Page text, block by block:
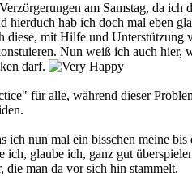
am Samstag, da
hierduch hab ich doch mal eben
diese, mit Hilfe und Unterstützung
Nun weiß ich auch hier,
darf.
für alle, während dieser
ich nun mal ein bisschen meine
ich, glaube ich, ganz gut
die man da vor sich hin stammelt.